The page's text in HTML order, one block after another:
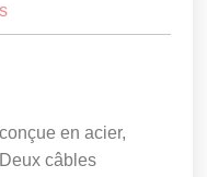
en acier,
câbles